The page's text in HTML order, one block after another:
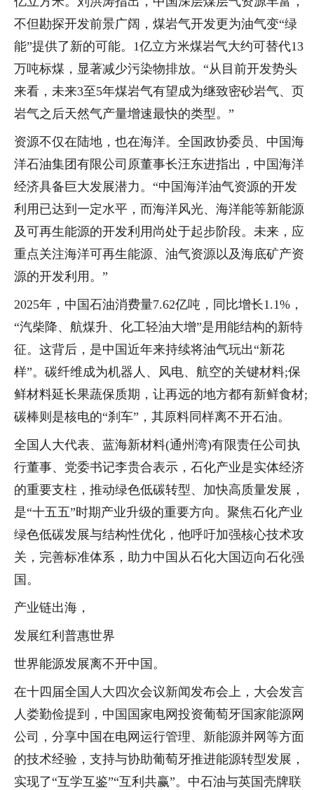
不但勘探开发前景广阔，煤岩气开发更为油气变“绿
能”提供了新的可能。1亿立方米煤岩气大约可替代13
万吨标煤，显著减少污染物排放。“从目前开发势头
来看，未来3至5年煤岩气有望成为继致密砂岩气、页
岩气之后天然气产量增速最快的类型。”
资源不仅在陆地，也在海洋。全国政协委员、中国海
洋石油集团有限公司原董事长汪东进指出，中国海洋
经济具备巨大发展潜力。“中国海洋油气资源的开发
利用已达到一定水平，而海洋风光、海洋能等新能源
及可再生能源的开发利用尚处于起步阶段。未来，应
重点关注海洋可再生能源、油气资源以及海底矿产资
源的开发利用。”
2025年，中国石油消费量7.62亿吨，同比增长1.1%，
“汽柴降、航煤升、化工轻油大增”是用能结构的新特
征。这背后，是中国近年来持续将油气玩出“新花
样”。碳纤维成为机器人、风电、航空的关键材料;保
鲜材料延长果蔬保质期，让再远的地方都有新鲜食材;
碳棒则是核电的“刹车”，其原料同样离不开石油。
全国人大代表、蓝海新材料(通州湾)有限责任公司执
行董事、党委书记李贵合表示，石化产业是实体经济
的重要支柱，推动绿色低碳转型、加快高质量发展，
是“十五五”时期产业升级的重要方向。聚焦石化产业
绿色低碳发展与结构性优化，他呼吁加强核心技术攻
关，完善标准体系，助力中国从石化大国迈向石化强
国。
产业链出海，
发展红利普惠世界
世界能源发展离不开中国。
在十四届全国人大四次会议新闻发布会上，大会发言
人娄勤俭提到，中国国家电网投资葡萄牙国家能源网
公司，分享中国在电网运行管理、新能源并网等方面
的技术经验，支持与协助葡萄牙推进能源转型发展，
实现了“互学互鉴”“互利共赢”。中石油与英国壳牌联